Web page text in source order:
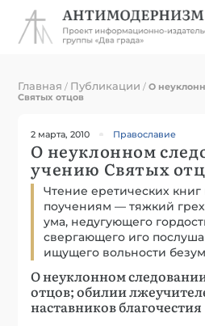
Главная / Публикации /О
Святых отцов
2 марта, 2010 Православие
О неуклонном
учению Святых
Чтение еретических
поучениям — тяжкий
ума, недугующего
свергающего иго
ищущего вольности
О неуклонном
отцов; обилии
наставников благочестия